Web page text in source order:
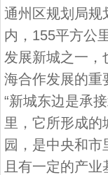
通州区规划局规
内，155平方公
发展新城之一，
海合作发展的重
“新城东边是承
里，它所形成
园，是中央和
且有一定的产业